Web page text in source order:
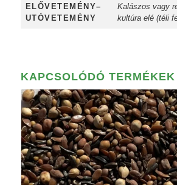
ELŐVETEMÉNY–
UTÓVETEMÉNY
Kalászos vagy
kultúra elé (téli
KAPCSOLÓDÓ TERMÉKEK